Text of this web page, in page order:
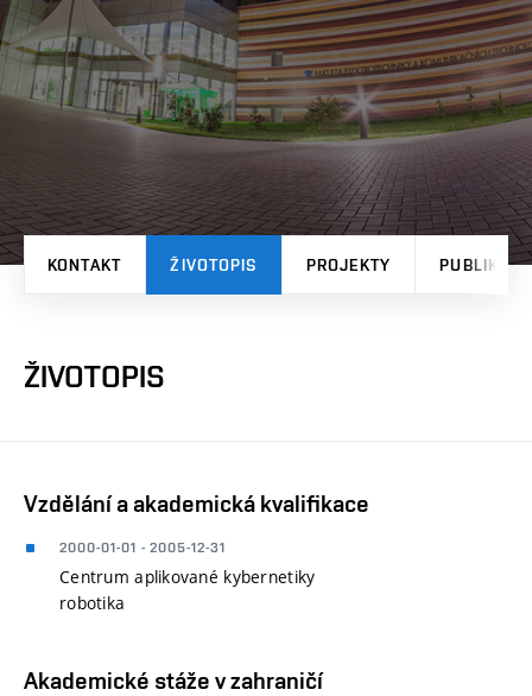
KONTAKT ŽIVOTOPIS PROJEKTY
ŽIVOTOPIS
Vzdělání a akademická kvalifikace
2000-01-01 - 2005-12-31
Centrum aplikované kybernetiky
robotika
Akademické stáže v zahraničí